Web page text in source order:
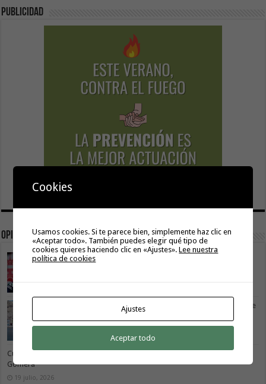
Publicidad
Opinión
La Gomera transforma su modelo energético
Vivir donde se estudia: una cuestión de igualdad entre
Cuidar es avanzar: el escudo social que sostiene el progreso de La
Gomera
19 julio, 2026
Cookies
Usamos cookies. Si te parece bien, simplemente haz clic en
«Aceptar todo». También puedes elegir qué tipo de
cookies quieres haciendo clic en «Ajustes».Lee nuestra
política de cookies
Ajustes
Aceptar todo